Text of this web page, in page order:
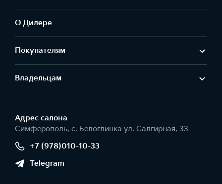
О Дилере
Покупателям
Владельцам
Адрес салонa
Симферополь, с. Белоглинка ул. Салгирная, 33
+7 (978)010-10-33
Telegram